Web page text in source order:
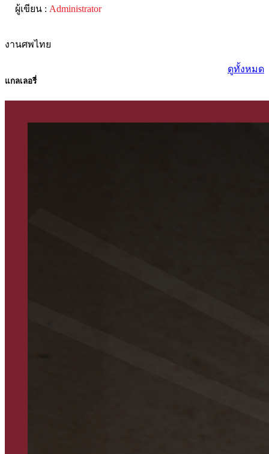
ผู้เขียน : Administrator
งานศพไทย
แกลเลอรี่
ดูทั้งหมด